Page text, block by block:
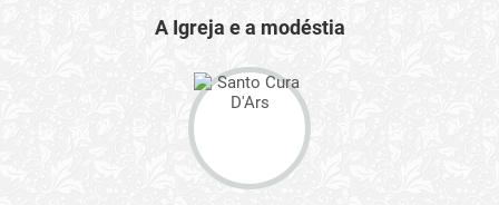
A Igreja e a modéstia